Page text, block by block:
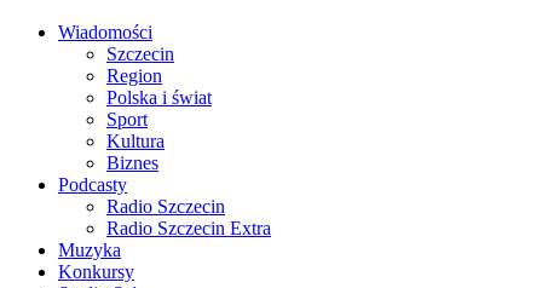
Wiadomości
Szczecin
Region
Polska i świat
Sport
Kultura
Biznes
Podcasty
Radio Szczecin
Radio Szczecin Extra
Muzyka
Konkursy